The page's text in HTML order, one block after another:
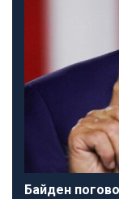
Байден